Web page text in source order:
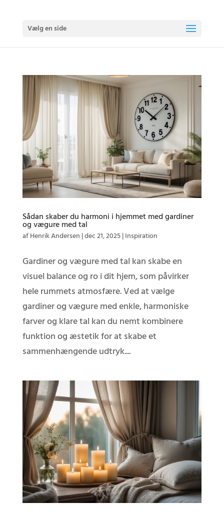
Vælg en side
Sådan skaber du harmoni i hjemmet med gardiner
og vægure med tal
afHenrik Andersen |dec 21, 2025|Inspiration
Gardiner og vægure med tal kan skabe en
visuel balance og ro i dit hjem, som påvirker
hele rummets atmosfære. Ved at vælge
gardiner og vægure med enkle, harmoniske
farver og klare tal kan du nemt kombinere
funktion og æstetik for at skabe et
sammenhængende udtryk....